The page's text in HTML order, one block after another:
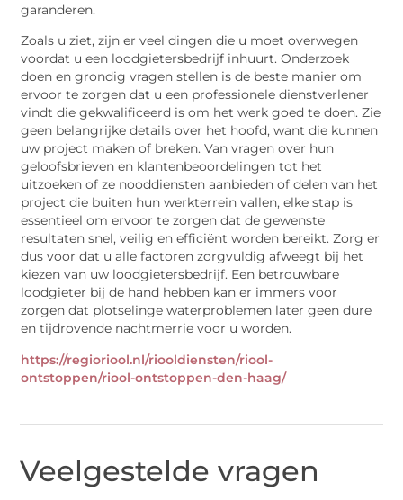
garanderen.
Zoals u ziet, zijn er veel dingen die u moet overwegen
voordat u een loodgietersbedrijf inhuurt. Onderzoek
doen en grondig vragen stellen is de beste manier om
ervoor te zorgen dat u een professionele dienstverlener
vindt die gekwalificeerd is om het werk goed te doen. Zie
geen belangrijke details over het hoofd, want die kunnen
uw project maken of breken. Van vragen over hun
geloofsbrieven en klantenbeoordelingen tot het
uitzoeken of ze nooddiensten aanbieden of delen van het
project die buiten hun werkterrein vallen, elke stap is
essentieel om ervoor te zorgen dat de gewenste
resultaten snel, veilig en efficiënt worden bereikt. Zorg er
dus voor dat u alle factoren zorgvuldig afweegt bij het
kiezen van uw loodgietersbedrijf. Een betrouwbare
loodgieter bij de hand hebben kan er immers voor
zorgen dat plotselinge waterproblemen later geen dure
en tijdrovende nachtmerrie voor u worden.
https://regioriool.nl/riooldiensten/riool-
ontstoppen/riool-ontstoppen-den-haag/
Veelgestelde vragen